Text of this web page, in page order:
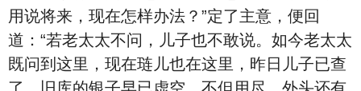
用说将来，现在怎样办法？”定了主意，便回
道：“若老太太不问，儿子也不敢说。如今老太太
既问到这里，现在琏儿也在这里，昨日儿子已查